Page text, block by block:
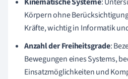
Körpern ohne
Kräfte, wichtig in Informatik
Anzahl der Freiheitsgrade:
Bewegungen eines Systems,
Einsatzmöglichkeiten und